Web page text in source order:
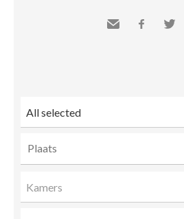
All selected
Kamers